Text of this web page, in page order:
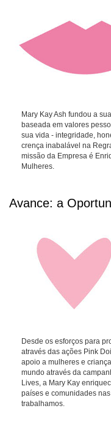
Mary Kay Ash fundou a
baseada em valores
sua vida - integridade,
crença inabalável na
missão da Empresa é
Mulheres.
Avance: a
Desde os esforços para
através das ações Pink
apoio a mulheres e
mundo através da
Lives, a Mary Kay
países e comunidades
trabalhamos.